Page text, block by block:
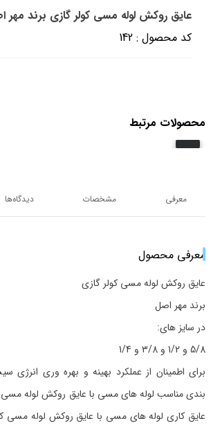
عایق روکش لوله مسی کولر گازی برند مهر
کد محصول : 142
محصولات مرتبط
معرفی مشخصات دیدگاه‌ها
معرفی محصول
عایق روکش لوله مسی کولر گازی
برند مهر اصل
در سایز های:
5/8 و 1/2 و 3/8 و 1/4
برای اطمینان از عملکرد بهینه و بهره وری انرژی
بندی مناسب لوله های مسی با عایق روکش لوله
عایق کاری لوله های مسی با عایق روکش لوله مسی